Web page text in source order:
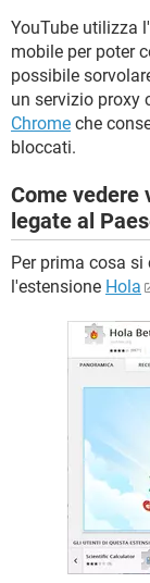
YouTube utilizza
mobile per poter
possibile
un servizio proxy
Chrome che
bloccati.
Come vedere
legate al
Per prima cosa
l'estensione Hola